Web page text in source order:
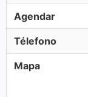
Agendar
Télefono
Mapa